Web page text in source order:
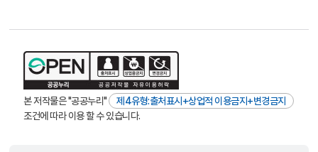
본 저작물은 "공공누리"
제4유형:출처표시+상업적 이용금지+변경금지
조건에 따라 이용 할 수 있습니다.